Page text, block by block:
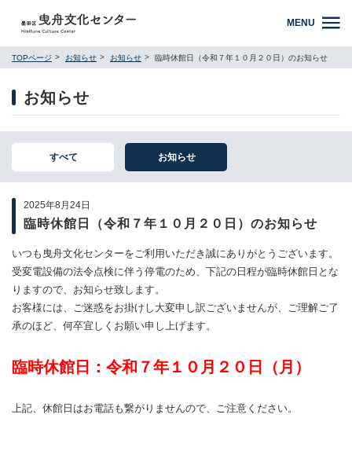
MENU
TOPページ お知らせ お知らせ 臨時休館日（令和７年１０月２０日）のお知らせ
お知らせ
すべて お知らせ
2025年8月24日
臨時休館日（令和７年１０月２０日）のお知らせ
いつも曳舟文化センターをご利用いただき誠にありがとうございます。
受変電設備の法令点検に伴う停電のため、下記の日程が臨時休館日とな
りますので、お知らせ致します。
お客様には、ご迷惑をお掛けし大変申し訳ございませんが、ご理解ご了
承のほど、何卒宜しくお願い申し上げます。
臨時休館日：令和７年１０月２０日（月）
上記、休館日はお電話も繋がりませんので、ご注意ください。